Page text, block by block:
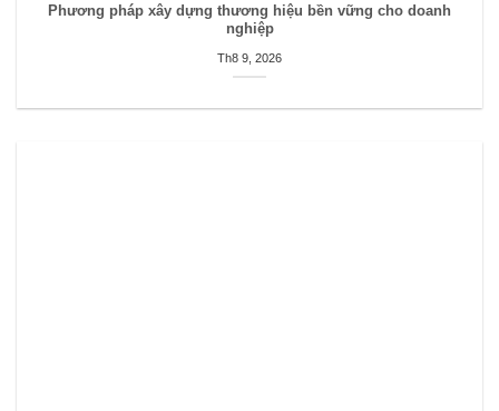
Phương pháp xây dựng thương hiệu bền vững cho doanh
nghiệp
Th8 9, 2026